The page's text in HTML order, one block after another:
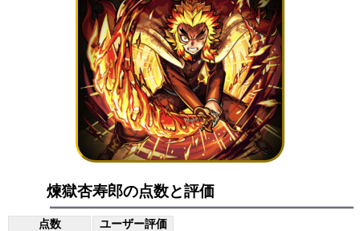
煉獄杏寿郎の点数と評価
点数 ユーザー評価